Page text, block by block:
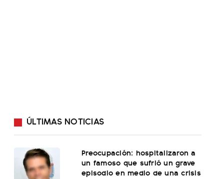
ÚLTIMAS NOTICIAS
Preocupación: hospitalizaron a
un famoso que sufrió un grave
episodio en medio de una crisis